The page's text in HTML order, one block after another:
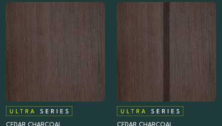
CEDAR CHARCOAL CEDAR CHARCOAL